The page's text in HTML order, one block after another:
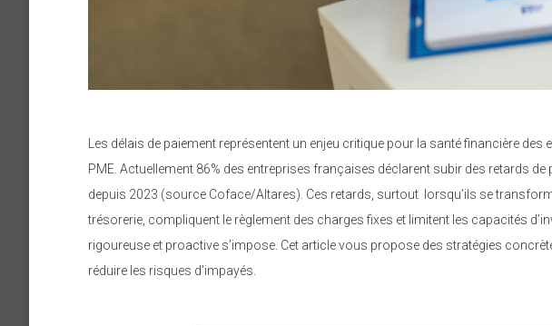
Les délais de paiement représentent un enjeu critique pour la santé financière
PME. Actuellement 86% des entreprises françaises déclarent subir des retards
depuis 2023 (source Coface/Altares). Ces retards, surtout lorsqu’ils se
trésorerie, compliquent le règlement des charges fixes et limitent les capacités
rigoureuse et proactive s’impose. Cet article vous propose des stratégies
réduire les risques d’impayés.